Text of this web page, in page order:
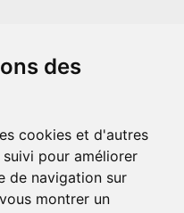
des
cookies et d'autres
pour améliorer
de navigation sur
montrer un
n'est en aucun cas lié de
Disney Company, Pixar,
ou associés. Toute demande